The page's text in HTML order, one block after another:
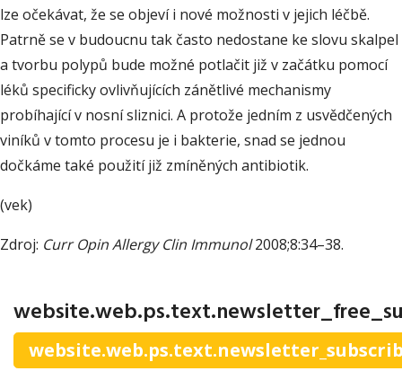
lze očekávat, že se objeví i nové možnosti v jejich léčbě.
Patrně se v budoucnu tak často nedostane ke slovu skalpel
a tvorbu polypů bude možné potlačit již v začátku pomocí
léků specificky ovlivňujících zánětlivé mechanismy
probíhající v nosní sliznici. A protože jedním z usvědčených
viníků v tomto procesu je i bakterie, snad se jednou
dočkáme také použití již zmíněných antibiotik.
(vek)
Zdroj: Curr Opin Allergy Clin Immunol2008;8:34–38.